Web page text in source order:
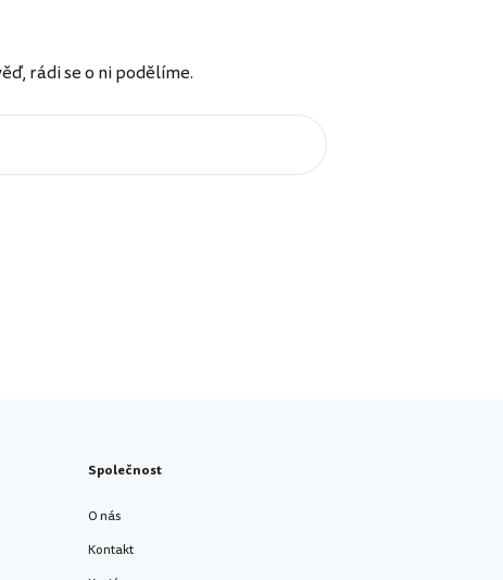
rádi se o ni podělíme.
Společnost
O nás
Kontakt